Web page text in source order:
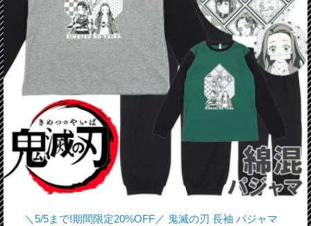
＼5/5まで!期間限定20%OFF／ 鬼滅の刃 長袖 パジャマ